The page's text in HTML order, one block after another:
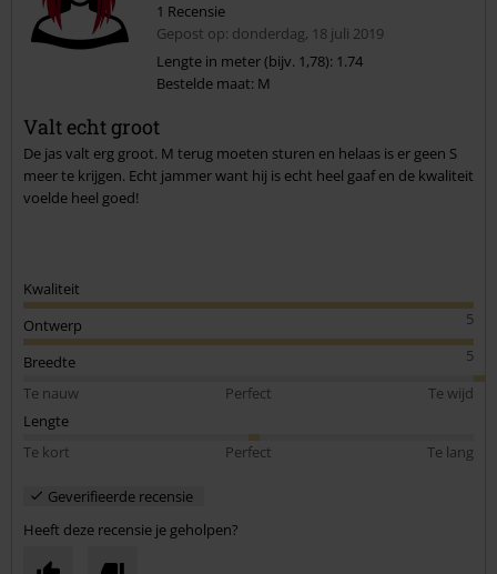
Commentaar versturen
1 Recensie
Gepost op: donderdag, 18 juli 2019
Lengte in meter (bijv. 1,78): 1.74
Bestelde maat: M
Valt echt groot
De jas valt erg groot. M terug moeten sturen en helaas is er geen S
meer te krijgen. Echt jammer want hij is echt heel gaaf en de kwaliteit
voelde heel goed!
Kwaliteit
5
Ontwerp
5
Breedte
Te nauw
Perfect
Te wijd
Lengte
Te kort
Perfect Te lang
Geverifieerde recensie
Heeft deze recensie je geholpen?